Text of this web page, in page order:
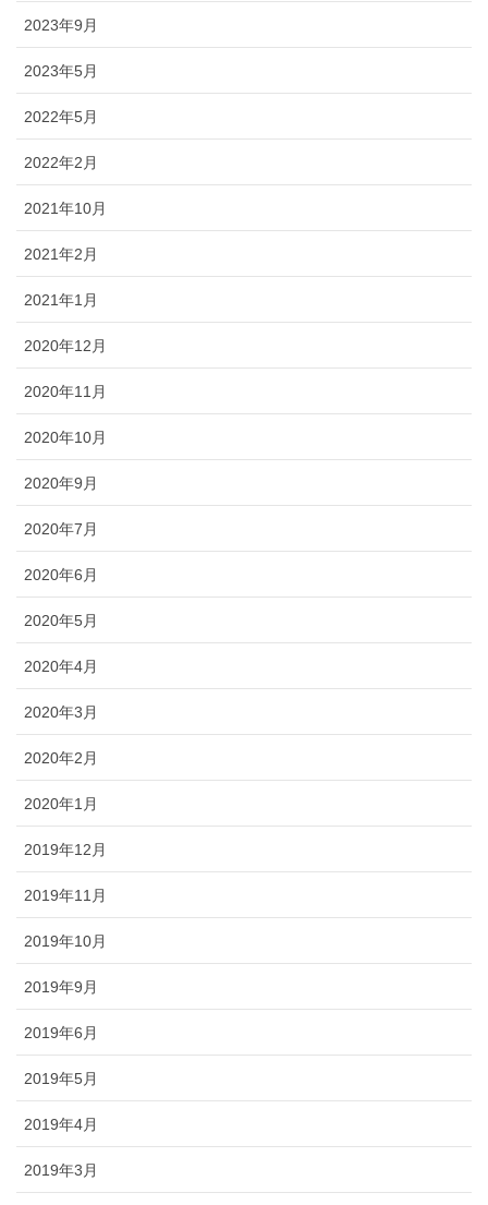
2023年9月
2023年5月
2022年5月
2022年2月
2021年10月
2021年2月
2021年1月
2020年12月
2020年11月
2020年10月
2020年9月
2020年7月
2020年6月
2020年5月
2020年4月
2020年3月
2020年2月
2020年1月
2019年12月
2019年11月
2019年10月
2019年9月
2019年6月
2019年5月
2019年4月
2019年3月